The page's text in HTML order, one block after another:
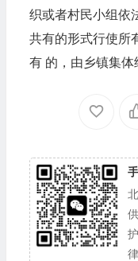
织或者村民小组依
共有的形式行使所
有 的，由乡镇集体